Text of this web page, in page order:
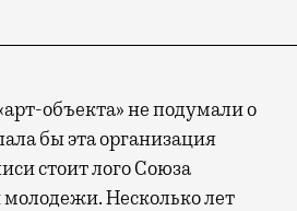
объекта» не подумали о
бы эта организация
стоит лого Союза
Несколько лет